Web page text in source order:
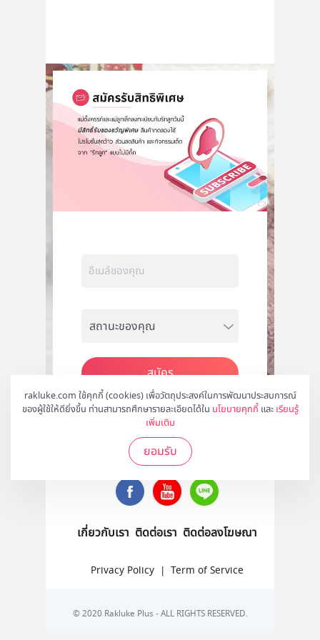
rakluke.com ใช้คุกกี้ (cookies) เพื่อวัตถุประสงค์ในการพัฒนาประสบการณ์
ของผู้ใช้ให้ดียิ่งขึ้น ท่านสามารถศึกษารายละเอียดได้ใน นโยบายคุกกี้ และ เรียนรู้
เพิ่มเติม
ยอมรับ
สมัคร
ติดตามเราได้ที่
เกี่ยวกับเรา ติดต่อเรา ติดต่อลงโฆษณา
Privacy Policy | Term of Service
© 2020 Rakluke Plus - ALL RIGHTS RESERVED.